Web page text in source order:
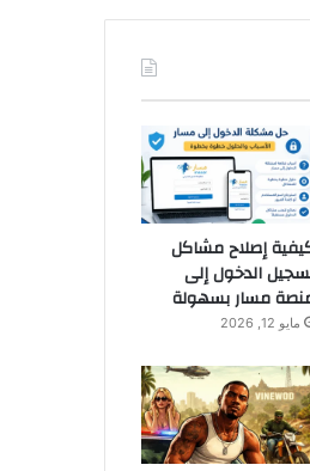
إصلاح مشاكل
الدخول إلى
مسار بسهولة
مايو 12, 2026